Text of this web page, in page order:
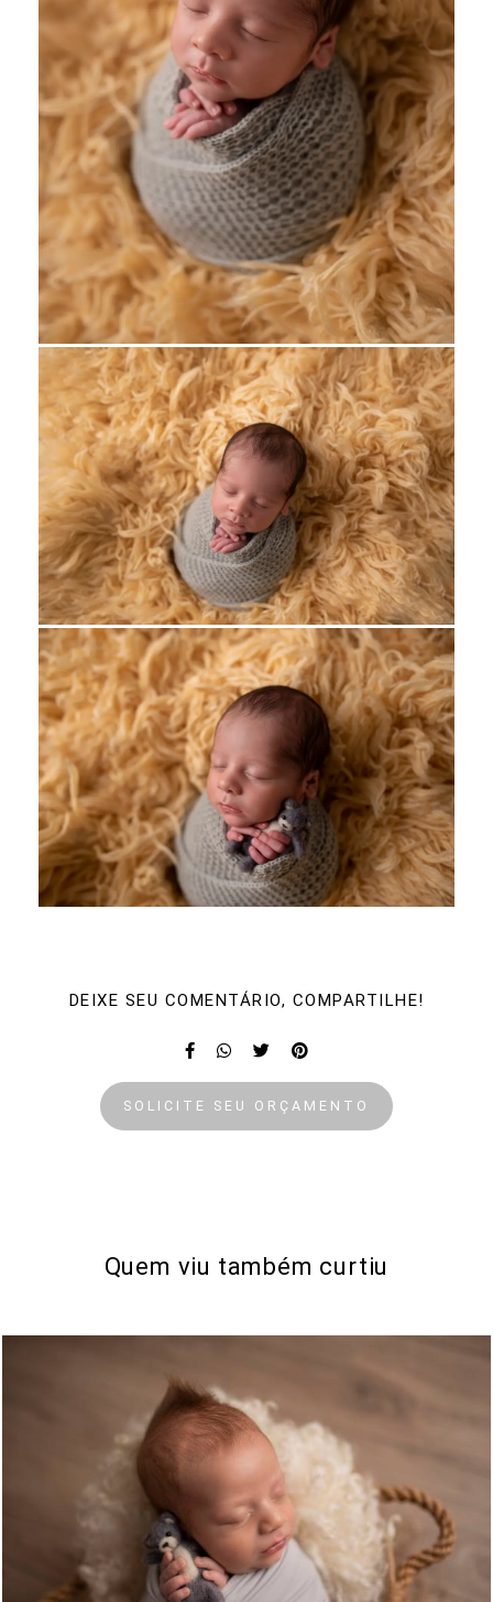
DEIXE SEU COMENTÁRIO, COMPARTILHE!
SOLICITE SEU ORÇAMENTO
Quem viu também curtiu
1128 0